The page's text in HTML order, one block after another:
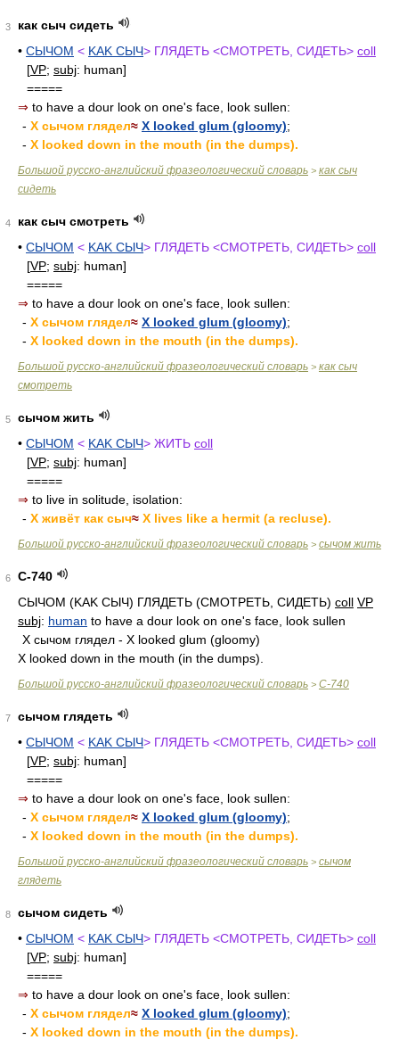
3
как сыч сидеть
• СЫЧОМ < KAK СЫЧ> ГЛЯДЕТЬ <СМОТРЕТЬ, СИДЕТЬ> coll
[VP; subj: human]
=====
⇒ to have a dour look on one's face, look sullen:
- X сычом глядел≈ X looked glum (gloomy);
- X looked down in the mouth (in the dumps).
Большой русско-английский фразеологический словарь > как сыч
сидеть
4
как сыч смотреть
• СЫЧОМ < KAK СЫЧ> ГЛЯДЕТЬ <СМОТРЕТЬ, СИДЕТЬ> coll
[VP; subj: human]
=====
⇒ to have a dour look on one's face, look sullen:
- X сычом глядел≈ X looked glum (gloomy);
- X looked down in the mouth (in the dumps).
Большой русско-английский фразеологический словарь > как сыч
смотреть
5
сычом жить
• СЫЧОМ < KAK СЫЧ> ЖИТЬ coll
[VP; subj: human]
=====
⇒ to live in solitude, isolation:
- X живёт как сыч≈ X lives like a hermit (a recluse).
Большой русско-английский фразеологический словарь > сычом жить
6
С-740
СЫЧОМ (KAK СЫЧ) ГЛЯДЕТЬ (СМОТРЕТЬ, СИДЕТЬ) coll VP
subj: human to have a dour look on one's face, look sullen
X сычом глядел - X looked glum (gloomy)
X looked down in the mouth (in the dumps).
Большой русско-английский фразеологический словарь > С-740
7
сычом глядеть
• СЫЧОМ < KAK СЫЧ> ГЛЯДЕТЬ <СМОТРЕТЬ, СИДЕТЬ> coll
[VP; subj: human]
=====
⇒ to have a dour look on one's face, look sullen:
- X сычом глядел≈ X looked glum (gloomy);
- X looked down in the mouth (in the dumps).
Большой русско-английский фразеологический словарь > сычом
глядеть
8
сычом сидеть
• СЫЧОМ < KAK СЫЧ> ГЛЯДЕТЬ <СМОТРЕТЬ, СИДЕТЬ> coll
[VP; subj: human]
=====
⇒ to have a dour look on one's face, look sullen:
- X сычом глядел≈ X looked glum (gloomy);
- X looked down in the mouth (in the dumps).